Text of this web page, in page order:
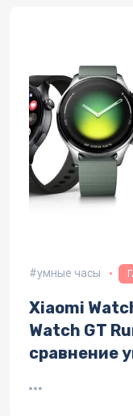
умные часы
Xiaomi
Watch GT
сравнение